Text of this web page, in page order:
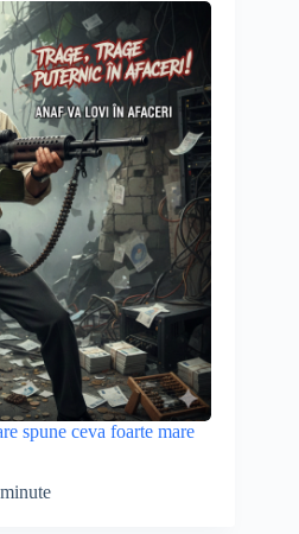
spune ceva foarte mare